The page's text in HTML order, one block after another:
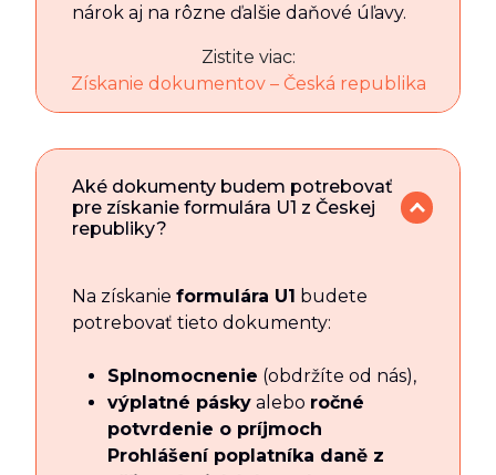
nárok aj na rôzne ďalšie daňové úľavy.
Zistite viac:
Získanie dokumentov – Česká republika
Aké dokumenty budem potrebovať
pre získanie formulára U1 z Českej
republiky?
Na získanie formulára U1 budete
potrebovať tieto dokumenty:
Splnomocnenie (obdržíte od nás),
výplatné pásky alebo ročné
potvrdenie o príjmoch
Prohlášení poplatníka daně z